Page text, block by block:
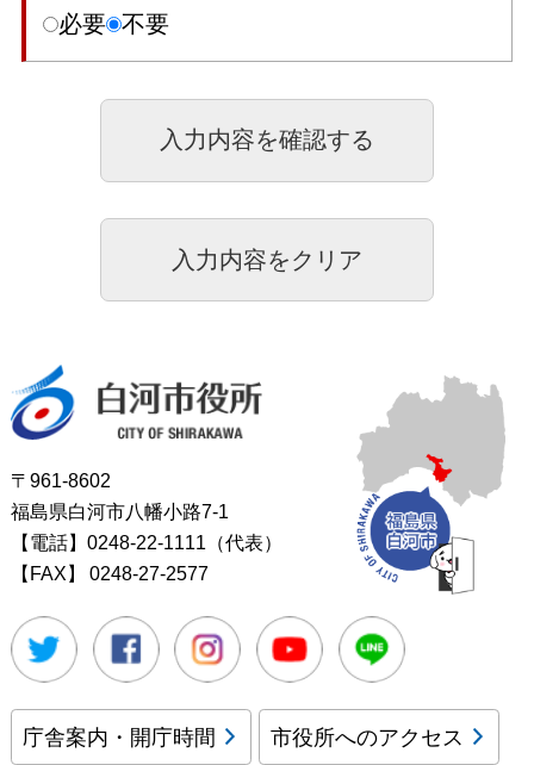
必要 不要
〒961-8602
福島県白河市八幡小路7-1
【電話】0248-22-1111（代表）
【FAX】
0248-27-2577
Twitter FacebookInstagramYoutube
庁舎案内・開庁時間 市役所へのアクセス